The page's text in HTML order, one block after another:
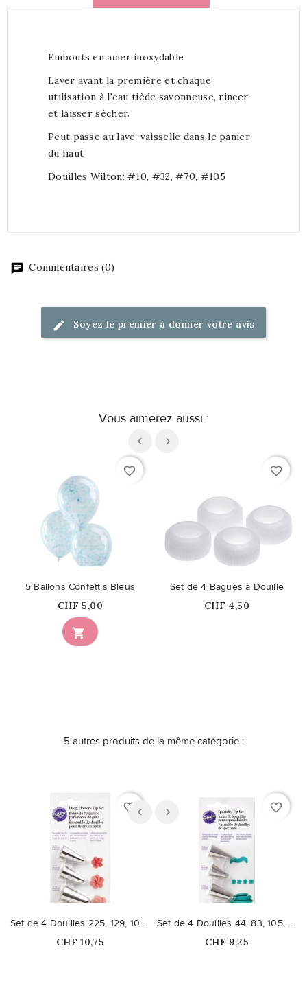
Embouts en acier inoxydable
Laver avant la première et chaque
utilisation à l'eau tiède savonneuse, rincer
et laisser sécher.
Peut passe au lave-vaisselle dans le panier
du haut
Douilles Wilton: #10, #32, #70, #105
Commentaires (0)
Soyez le premier à donner votre avis
Vous aimerez aussi :
favorite_border

5 Ballons Confettis Bleus
Prix
CHF 5,00
favorite_border
Set de 4 Bagues à Douille
Prix
CHF 4,50
5 autres produits de la même catégorie :
favorite_border
Set de 4 Douilles 225, 129, 109, 190
Prix
CHF 10,75
favorite_border
Set de 4 Douilles 44, 83, 105, 353
Prix
CHF 9,25